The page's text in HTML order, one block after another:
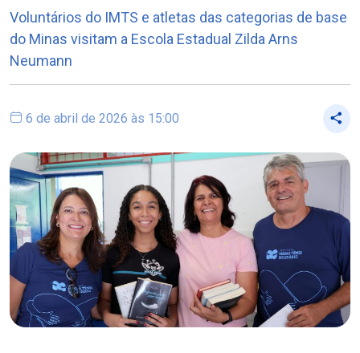
Voluntários do IMTS e atletas das categorias de base
do Minas visitam a Escola Estadual Zilda Arns
Neumann
6 de abril de 2026 às 15:00